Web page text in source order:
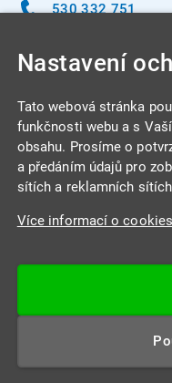
530 332 751
INTEGRA CENTRUM
Jabloňová 662/7
Datová schránka:
Nastavení
Tato webová stránka
funkčnosti webu a s
obsahu. Prosíme o
a předáním údajů pro
sítích a reklamních
Více informací o cookies